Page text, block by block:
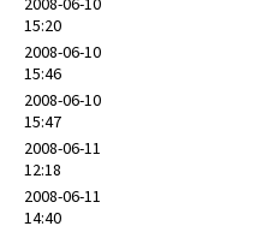
15:20
2008-06-10
15:46
2008-06-10
15:47
2008-06-11
12:18
2008-06-11
14:40